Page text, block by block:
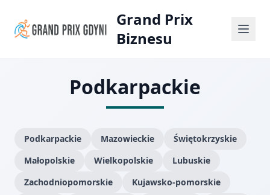
Grand Prix
Biznesu
Podkarpackie
Podkarpackie Mazowieckie
Świętokrzyskie
Małopolskie
Wielkopolskie
Lubuskie
Zachodniopomorskie
Kujawsko-pomorskie